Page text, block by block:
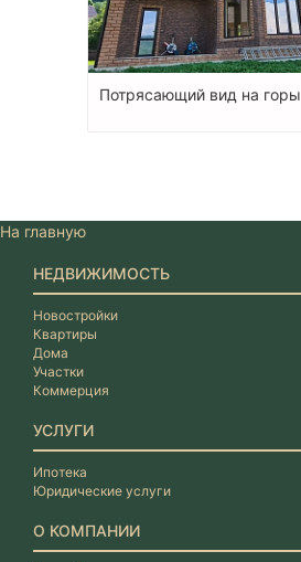
Потрясающий вид на горы
На главную
НЕДВИЖИМОСТЬ
Новостройки
Квартиры
Дома
Участки
Коммерция
УСЛУГИ
Ипотека
Юридические услуги
О КОМПАНИИ